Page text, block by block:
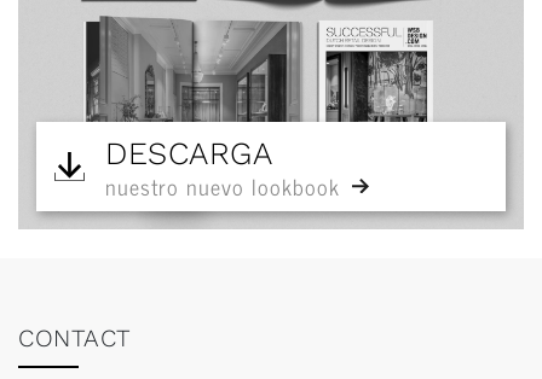
DESCARGA
nuestro nuevo lookbook
CONTACT